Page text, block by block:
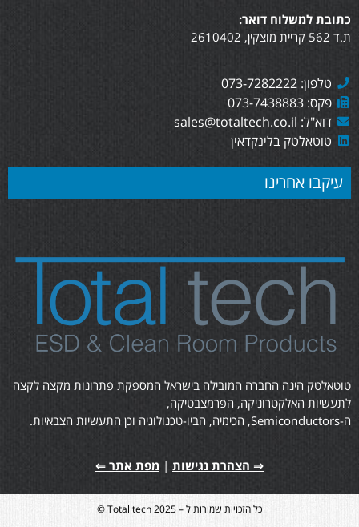
כתובת למשלוח דואר:
ת.ד 562 קריית מוצקין, 2610402
טלפון: 073-7282222
פקס: 073-7438883
דוא"ל: sales@totaltech.co.il
טוטאלטק בלינקדאין
עיקבו אחרינו
טוטאלטק הינה החברה המובילה בישראל המספקת פתרונות מקצה לקצה
לתעשיות האלקטרוניקה, הפרמצבטיקה,
ה-Semiconductors, הכימיה, הביו-טכנולוגיה וכן התעשיות הצבאיות.
⇒ הצהרת נגישות | מפת אתר ⇐
כל הזכויות שמורות ל – Total tech 2025 ©